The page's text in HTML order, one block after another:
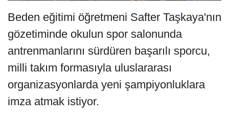
Beden eğitimi öğretmeni Safter Taşkaya'nın
gözetiminde okulun spor salonunda
antrenmanlarını sürdüren başarılı sporcu,
milli takım formasıyla uluslararası
organizasyonlarda yeni şampiyonluklara
imza atmak istiyor.